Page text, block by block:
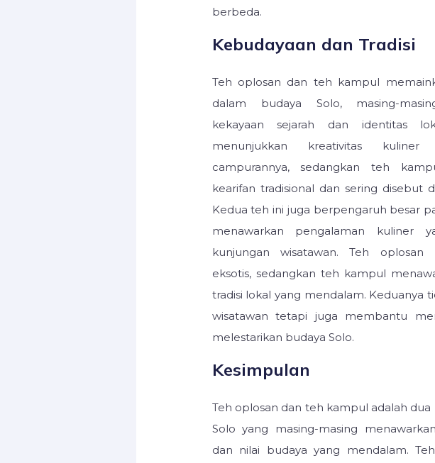
berbeda.
Kebudayaan dan Tradisi
Teh oplosan dan teh kampul
dalam budaya Solo, masing-
kekayaan sejarah dan identitas
menunjukkan kreativitas kuliner
campurannya, sedangkan teh
kearifan tradisional dan sering disebut
Kedua teh ini juga berpengaruh besar
menawarkan pengalaman kuliner
kunjungan wisatawan. Teh oplosan
eksotis, sedangkan teh kampul
tradisi lokal yang mendalam. Keduanya
wisatawan tetapi juga membantu
melestarikan budaya Solo.
Kesimpulan
Teh oplosan dan teh kampul adalah dua
Solo yang masing-masing
dan nilai budaya yang mendalam.